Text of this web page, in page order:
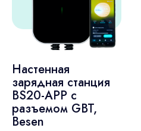
Настенная
зарядная станция
BS20-APP с
разъемом GBT,
Besen